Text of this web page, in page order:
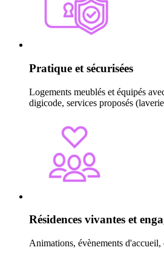
Pratique et sécurisées
Logements meublés et équipés
digicode, services proposés
Résidences vivantes et
Animations, évènements d'accueil,